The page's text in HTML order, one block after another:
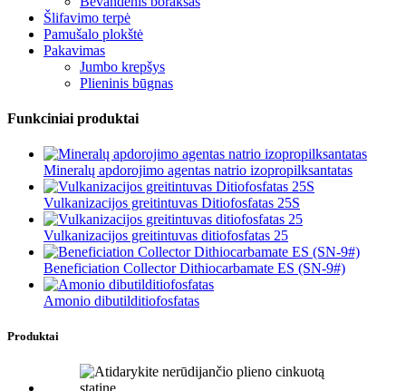
Šlifavimo terpė
Pamušalo plokštė
Pakavimas
Jumbo krepšys
Plieninis būgnas
Funkciniai produktai
Mineralų apdorojimo agentas natrio izopropilksantatas
Vulkanizacijos greitintuvas Ditiofosfatas 25S
Vulkanizacijos greitintuvas ditiofosfatas 25
Beneficiation Collector Dithiocarbamate ES (SN-9#)
Amonio dibutilditiofosfatas
Produktai